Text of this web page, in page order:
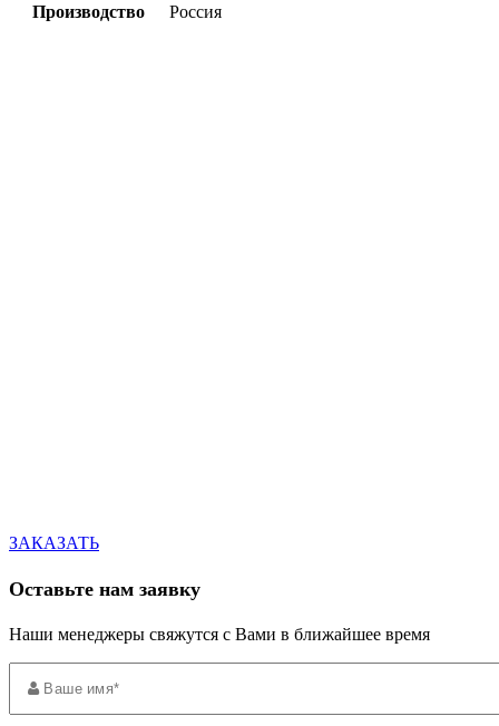
Производство Россия
ЗАКАЗАТЬ
Оставьте нам заявку
Наши менеджеры свяжутся с Вами в ближайшее время